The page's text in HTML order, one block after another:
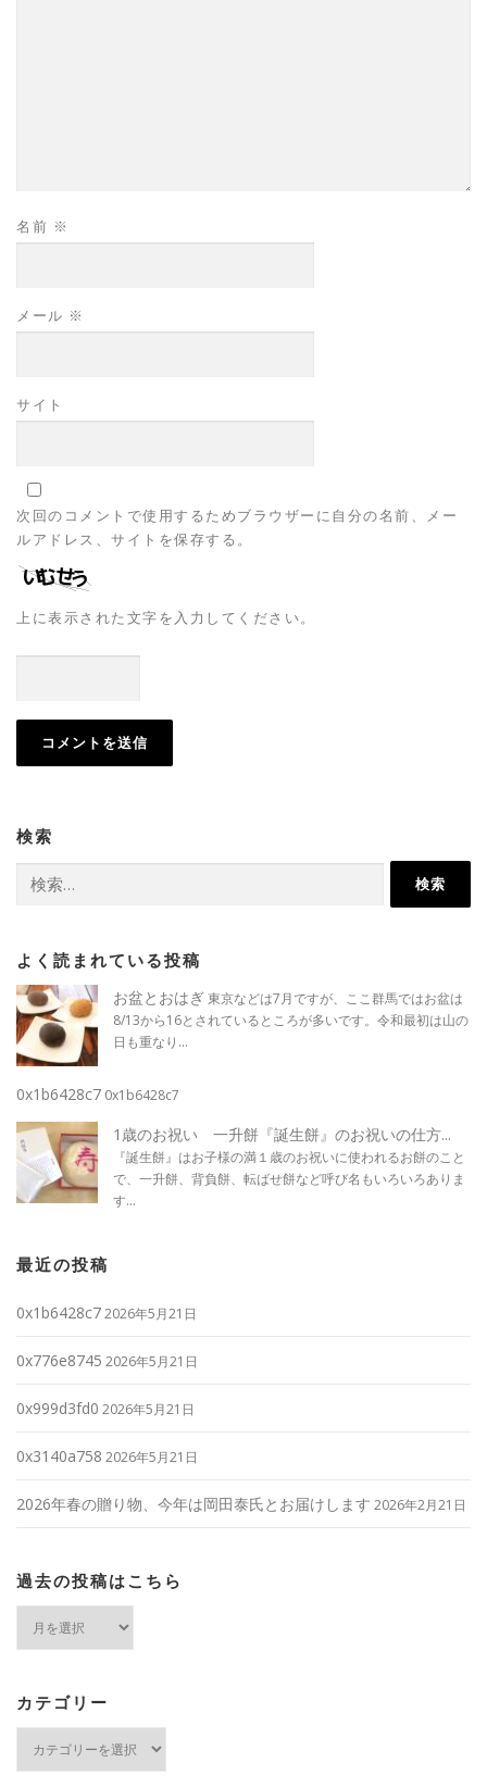
名前 ※
メール ※
サイト
次回のコメントで使用するためブラウザーに自分の名前、メー
ルアドレス、サイトを保存する。
上に表示された文字を入力してください。
検索
索:
よく読まれている投稿
お盆とおはぎ東京などは7月ですが、ここ群馬ではお盆は
8/13から16とされているところが多いです。令和最初は山の
日も重なり...
0x1b6428c7 0x1b6428c7
1歳のお祝い 一升餅『誕生餅』のお祝いの仕方...
『誕生餅』はお子様の満１歳のお祝いに使われるお餅のこと
で、一升餅、背負餅、転ばせ餅など呼び名もいろいろありま
す...
最近の投稿
0x1b6428c72026年5月21日
0x776e8745 2026年5月21日
0x999d3fd0 2026年5月21日
0x3140a758 2026年5月21日
2026年春の贈り物、今年は岡田泰氏とお届けします 2026年2月21日
過去の投稿はこちら
稿
は
ち
カテゴリー